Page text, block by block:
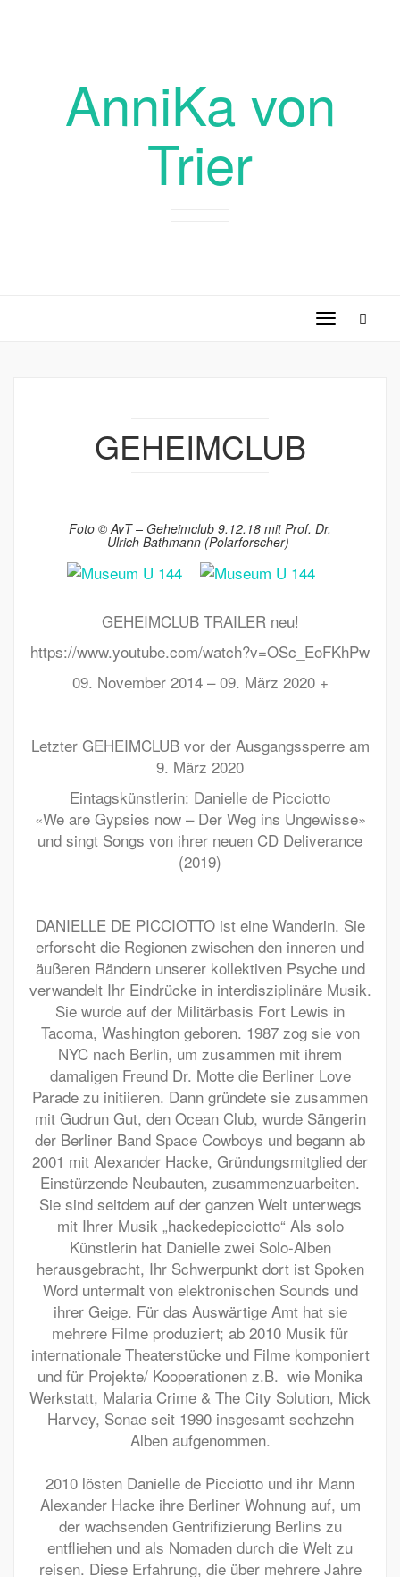
AnniKa von
Trier
Toggle
GEHEIMCLUB
Foto © AvT – Geheimclub 9.12.18 mit Prof. Dr.
Ulrich Bathmann (Polarforscher)
GEHEIMCLUB TRAILER neu!
https://www.youtube.com/watch?v=OSc_EoFKhPw
09. November 2014 – 09. März 2020 +
Letzter GEHEIMCLUB vor der Ausgangssperre am
9. März 2020
Eintagskünstlerin: Danielle de Picciotto
«We are Gypsies now – Der Weg ins Ungewisse»
und singt Songs von ihrer neuen CD Deliverance
(2019)
DANIELLE DE PICCIOTTO ist eine Wanderin. Sie
erforscht die Regionen zwischen den inneren und
äußeren Rändern unserer kollektiven Psyche und
verwandelt Ihr Eindrücke in interdisziplinäre Musik.
Sie wurde auf der Militärbasis Fort Lewis in
Tacoma, Washington geboren. 1987 zog sie von
NYC nach Berlin, um zusammen mit ihrem
damaligen Freund Dr. Motte die Berliner Love
Parade zu initiieren. Dann gründete sie zusammen
mit Gudrun Gut, den Ocean Club, wurde Sängerin
der Berliner Band Space Cowboys und begann ab
2001 mit Alexander Hacke, Gründungsmitglied der
Einstürzende Neubauten, zusammenzuarbeiten.
Sie sind seitdem auf der ganzen Welt unterwegs
mit Ihrer Musik „hackedepicciotto“ Als solo
Künstlerin hat Danielle zwei Solo-Alben
herausgebracht, Ihr Schwerpunkt dort ist Spoken
Word untermalt von elektronischen Sounds und
ihrer Geige. Für das Auswärtige Amt hat sie
mehrere Filme produziert; ab 2010 Musik für
internationale Theaterstücke und Filme komponiert
und für Projekte/ Kooperationen z.B. wie Monika
Werkstatt, Malaria Crime & The City Solution, Mick
Harvey, Sonae seit 1990 insgesamt sechzehn
Alben aufgenommen.
2010 lösten Danielle de Picciotto und ihr Mann
Alexander Hacke ihre Berliner Wohnung auf, um
der wachsenden Gentrifizierung Berlins zu
entfliehen und als Nomaden durch die Welt zu
reisen. Diese Erfahrung, die über mehrere Jahre